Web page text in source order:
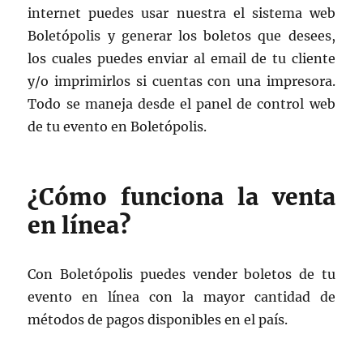
internet puedes usar nuestra el sistema web
Boletópolis y generar los boletos que desees,
los cuales puedes enviar al email de tu cliente
y/o imprimirlos si cuentas con una impresora.
Todo se maneja desde el panel de control web
de tu evento en Boletópolis.
¿Cómo funciona la venta
en línea?
Con Boletópolis puedes vender boletos de tu
evento en línea con la mayor cantidad de
métodos de pagos disponibles en el país.